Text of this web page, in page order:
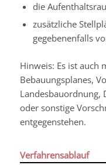
die
zusätzliche
gegebenenfalls
Hinweis: Es ist auch
Bebauungsplanes,
Landesbauordnung,
oder sonstige
entgegenstehen.
Verfahrensablauf